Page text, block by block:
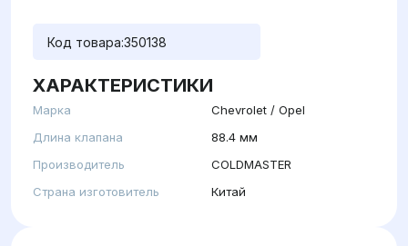
Код товара:350138
ХАРАКТЕРИСТИКИ
Марка
Chevrolet / Opel
Длина клапана
88.4 мм
Производитель
COLDMASTER
Страна изготовитель
Китай